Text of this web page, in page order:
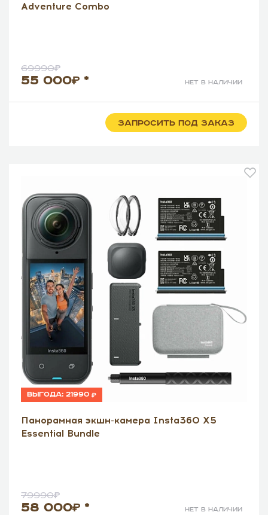
Adventure Combo
55 000 *
69990
нет в наличии
ЗАПРОСИТЬ ПОД ЗАКАЗ
Выгода: 21990
Панорамная экшн-камера Insta360 X5
Essential Bundle
58 000 *
79990
нет в наличии